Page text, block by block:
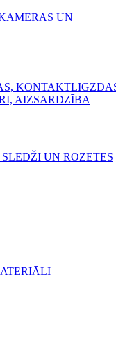
UN
AIZSARDZĪBA
UN ROZETES